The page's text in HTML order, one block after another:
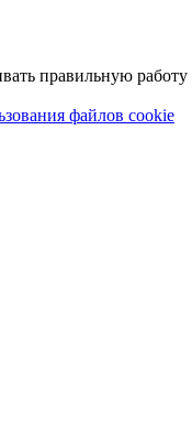
правильную работу
файлов cookie